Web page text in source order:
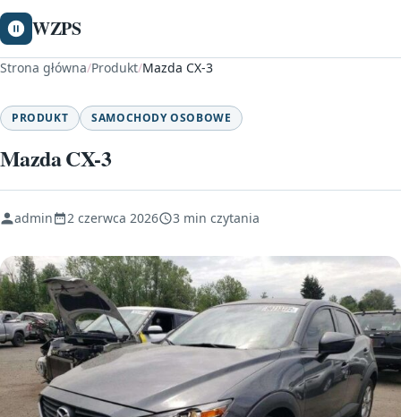
WZPS
Strona główna/Produkt/Mazda CX-3
PRODUKT SAMOCHODY OSOBOWE
Mazda CX-3
admin 2 czerwca 2026 3 min czytania